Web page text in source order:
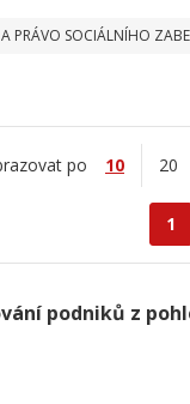
PRÁVO SOCIÁLNÍHO
po 10 20
1
podniků z